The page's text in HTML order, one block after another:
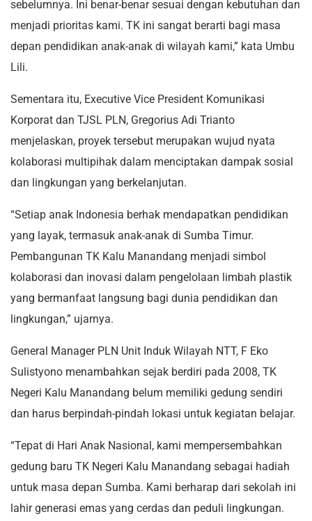
sebelumnya. Ini benar-benar sesuai dengan kebutuhan dan
menjadi prioritas kami. TK ini sangat berarti bagi masa
depan pendidikan anak-anak di wilayah kami,” kata Umbu
Lili.
Sementara itu, Executive Vice President Komunikasi
Korporat dan TJSL PLN, Gregorius Adi Trianto
menjelaskan, proyek tersebut merupakan wujud nyata
kolaborasi multipihak dalam menciptakan dampak sosial
dan lingkungan yang berkelanjutan.
“Setiap anak Indonesia berhak mendapatkan pendidikan
yang layak, termasuk anak-anak di Sumba Timur.
Pembangunan TK Kalu Manandang menjadi simbol
kolaborasi dan inovasi dalam pengelolaan limbah plastik
yang bermanfaat langsung bagi dunia pendidikan dan
lingkungan,” ujarnya.
General Manager PLN Unit Induk Wilayah NTT, F Eko
Sulistyono menambahkan sejak berdiri pada 2008, TK
Negeri Kalu Manandang belum memiliki gedung sendiri
dan harus berpindah-pindah lokasi untuk kegiatan belajar.
“Tepat di Hari Anak Nasional, kami mempersembahkan
gedung baru TK Negeri Kalu Manandang sebagai hadiah
untuk masa depan Sumba. Kami berharap dari sekolah ini
lahir generasi emas yang cerdas dan peduli lingkungan.